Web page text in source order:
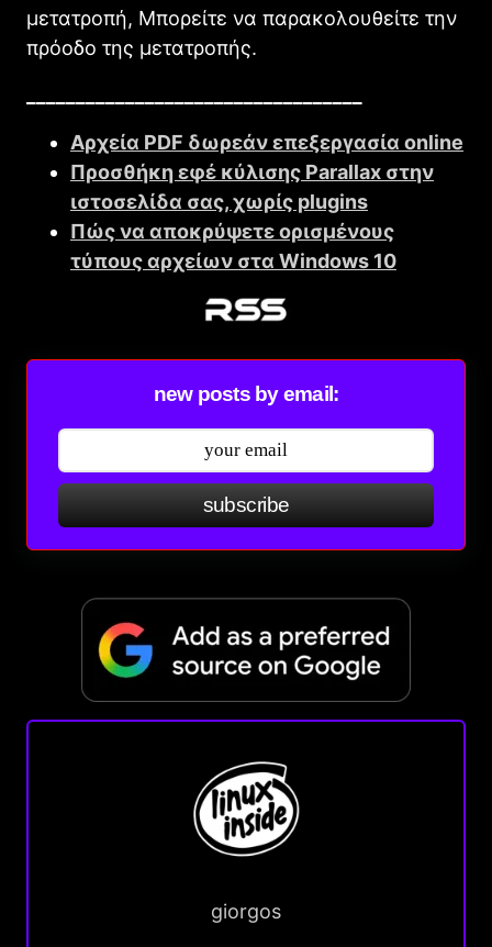
μετατροπή, Μπορείτε να παρακολουθείτε την
πρόοδο της μετατροπής.
Αρχεία PDF δωρεάν επεξεργασία online
Προσθήκη εφέ κύλισης Parallax στην
ιστοσελίδα σας, χωρίς plugins
Πώς να αποκρύψετε ορισμένους
τύπους αρχείων στα Windows 10
new posts by email:
subscribe
giorgos